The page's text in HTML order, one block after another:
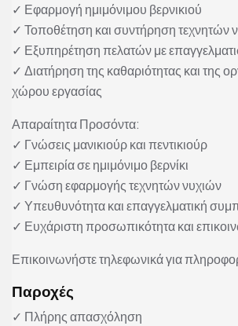
✓ Εφαρμογή ημιμόνιμου βερνικιού
✓ Τοποθέτηση και συντήρηση τεχνητών
✓ Εξυπηρέτηση πελατών με
✓ Διατήρηση της καθαριότητας και της
χώρου εργασίας
Απαραίτητα Προσόντα:
✓ Γνώσεις μανικιούρ και πεντικιούρ
✓ Εμπειρία σε ημιμόνιμο βερνίκι
✓ Γνώση εφαρμογής τεχνητών νυχιών
✓ Υπευθυνότητα και επαγγελματική
✓ Ευχάριστη προσωπικότητα και
Επικοινωνήστε τηλεφωνικά για
Παροχές
✓ Πλήρης απασχόληση